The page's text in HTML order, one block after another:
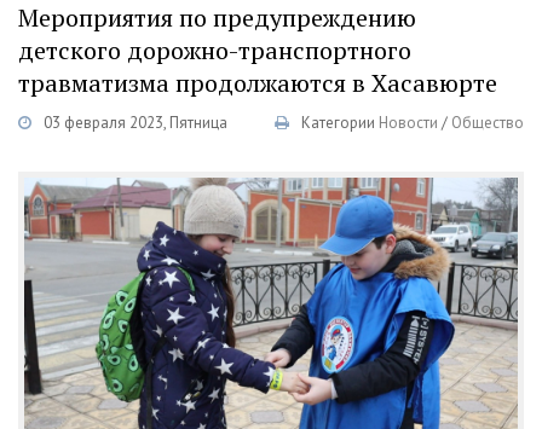
Мероприятия по предупреждению
детского дорожно-транспортного
травматизма продолжаются в Хасавюрте
03 февраля 2023, Пятница Категории Новости / Общество